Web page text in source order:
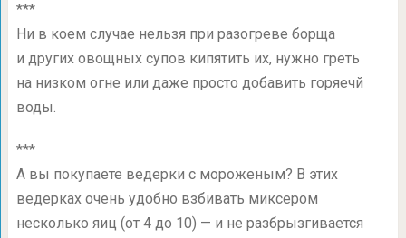
***
Ни в коем случае нельзя при разогреве борща
и других овощных супов кипятить их, нужно греть
на низком огне или даже просто добавить горяечй
воды.
***
А вы покупаете ведерки с мороженым? В этих
ведерках очень удобно взбивать миксером
несколько яиц (от 4 до 10) — и не разбрызгивается